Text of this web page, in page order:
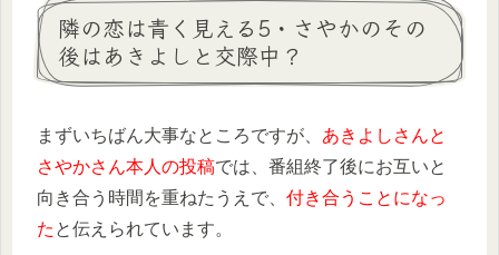
隣の恋は青く見える5・さやかのその
後はあきよしと交際中？
まずいちばん大事なところですが、 あきよしさんと
さやかさん本人の投稿では、番組終了後にお互いと
向き合う時間を重ねたうえで、 付き合うことになっ
た と伝えられています。